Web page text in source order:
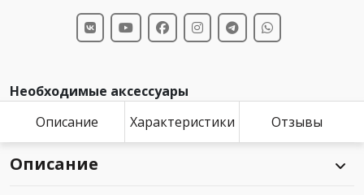
Необходимые аксессуары
Описание
Характеристики Отзывы
Описание